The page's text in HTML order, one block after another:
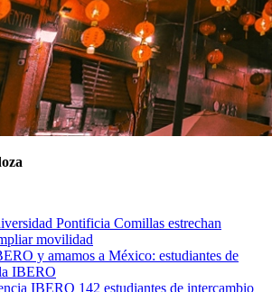
Pontificia Comillas estrechan
movilidad
y amamos a México: estudiantes de
IBERO
IBERO 142 estudiantes de intercambio